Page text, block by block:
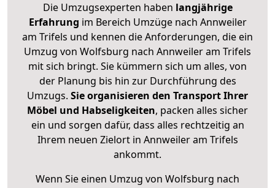
Die Umzugsexperten haben langjährige
Erfahrung im Bereich Umzüge nach Annweiler
am Trifels und kennen die Anforderungen, die ein
Umzug von Wolfsburg nach Annweiler am Trifels
mit sich bringt. Sie kümmern sich um alles, von
der Planung bis hin zur Durchführung des
Umzugs. Sie organisieren den Transport Ihrer
Möbel und Habseligkeiten, packen alles sicher
ein und sorgen dafür, dass alles rechtzeitig an
Ihrem neuen Zielort in Annweiler am Trifels
ankommt.
Wenn Sie einen Umzug von Wolfsburg nach